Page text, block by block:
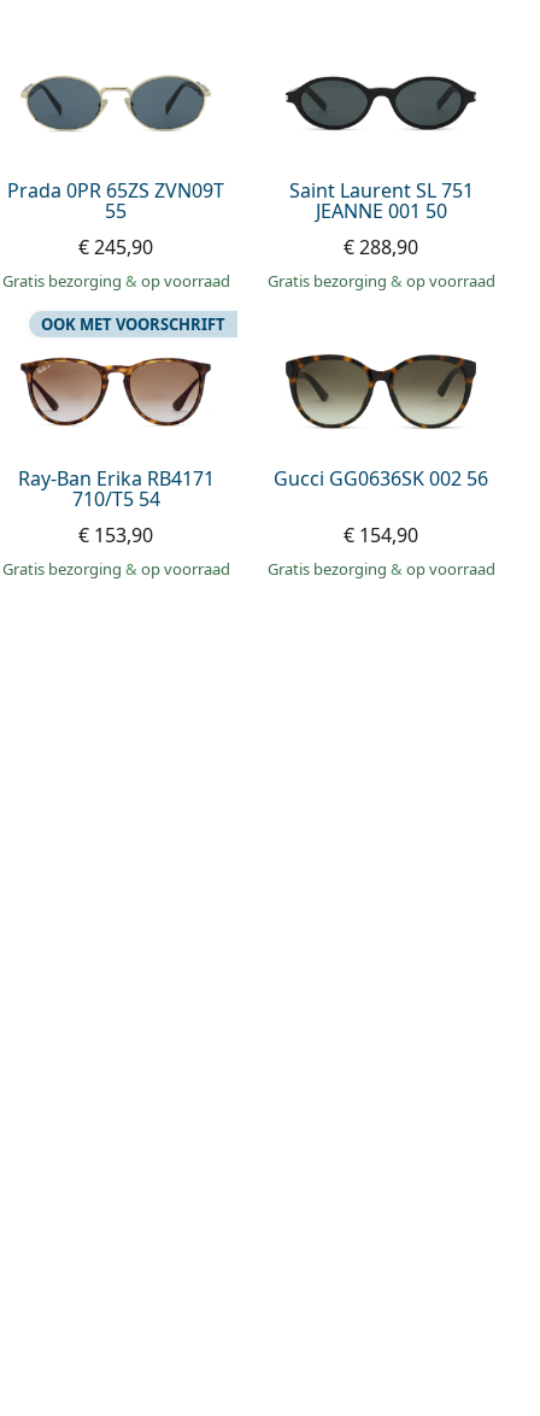
Prada 0PR 65ZS ZVN09T
55
€ 245,90
Gratis bezorging & op voorraad
Saint Laurent SL 751
JEANNE 001 50
€ 288,90
Gratis bezorging & op voorraad
Ray-Ban Erika RB4171
710/T5 54
OOK MET VOORSCHRIFT
€ 153,90
Gratis bezorging & op voorraad
Gucci GG0636SK 002 56
€ 154,90
Gratis bezorging & op voorraad